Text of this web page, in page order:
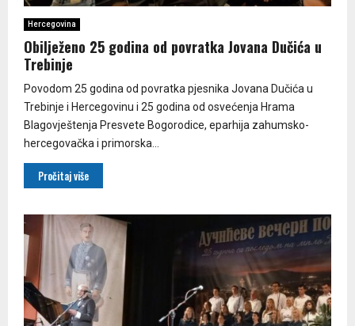
Hercegovina
Obilježeno 25 godina od povratka Jovana Dučića u
Trebinje
Povodom 25 godina od povratka pjesnika Јovana Dučića u
Trebinje i Hercegovinu i 25 godina od osvećenja Hrama
Blagovještenja Presvete Bogorodice, eparhija zahumsko-
hercegovačka i primorska...
Pročitaj više